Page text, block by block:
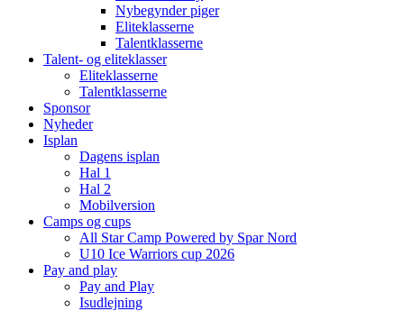
Nybegynder piger
Eliteklasserne
Talentklasserne
Talent- og eliteklasser
Eliteklasserne
Talentklasserne
Sponsor
Nyheder
Isplan
Dagens isplan
Hal 1
Hal 2
Mobilversion
Camps og cups
All Star Camp Powered by Spar Nord
U10 Ice Warriors cup 2026
Pay and play
Pay and Play
Isudlejning